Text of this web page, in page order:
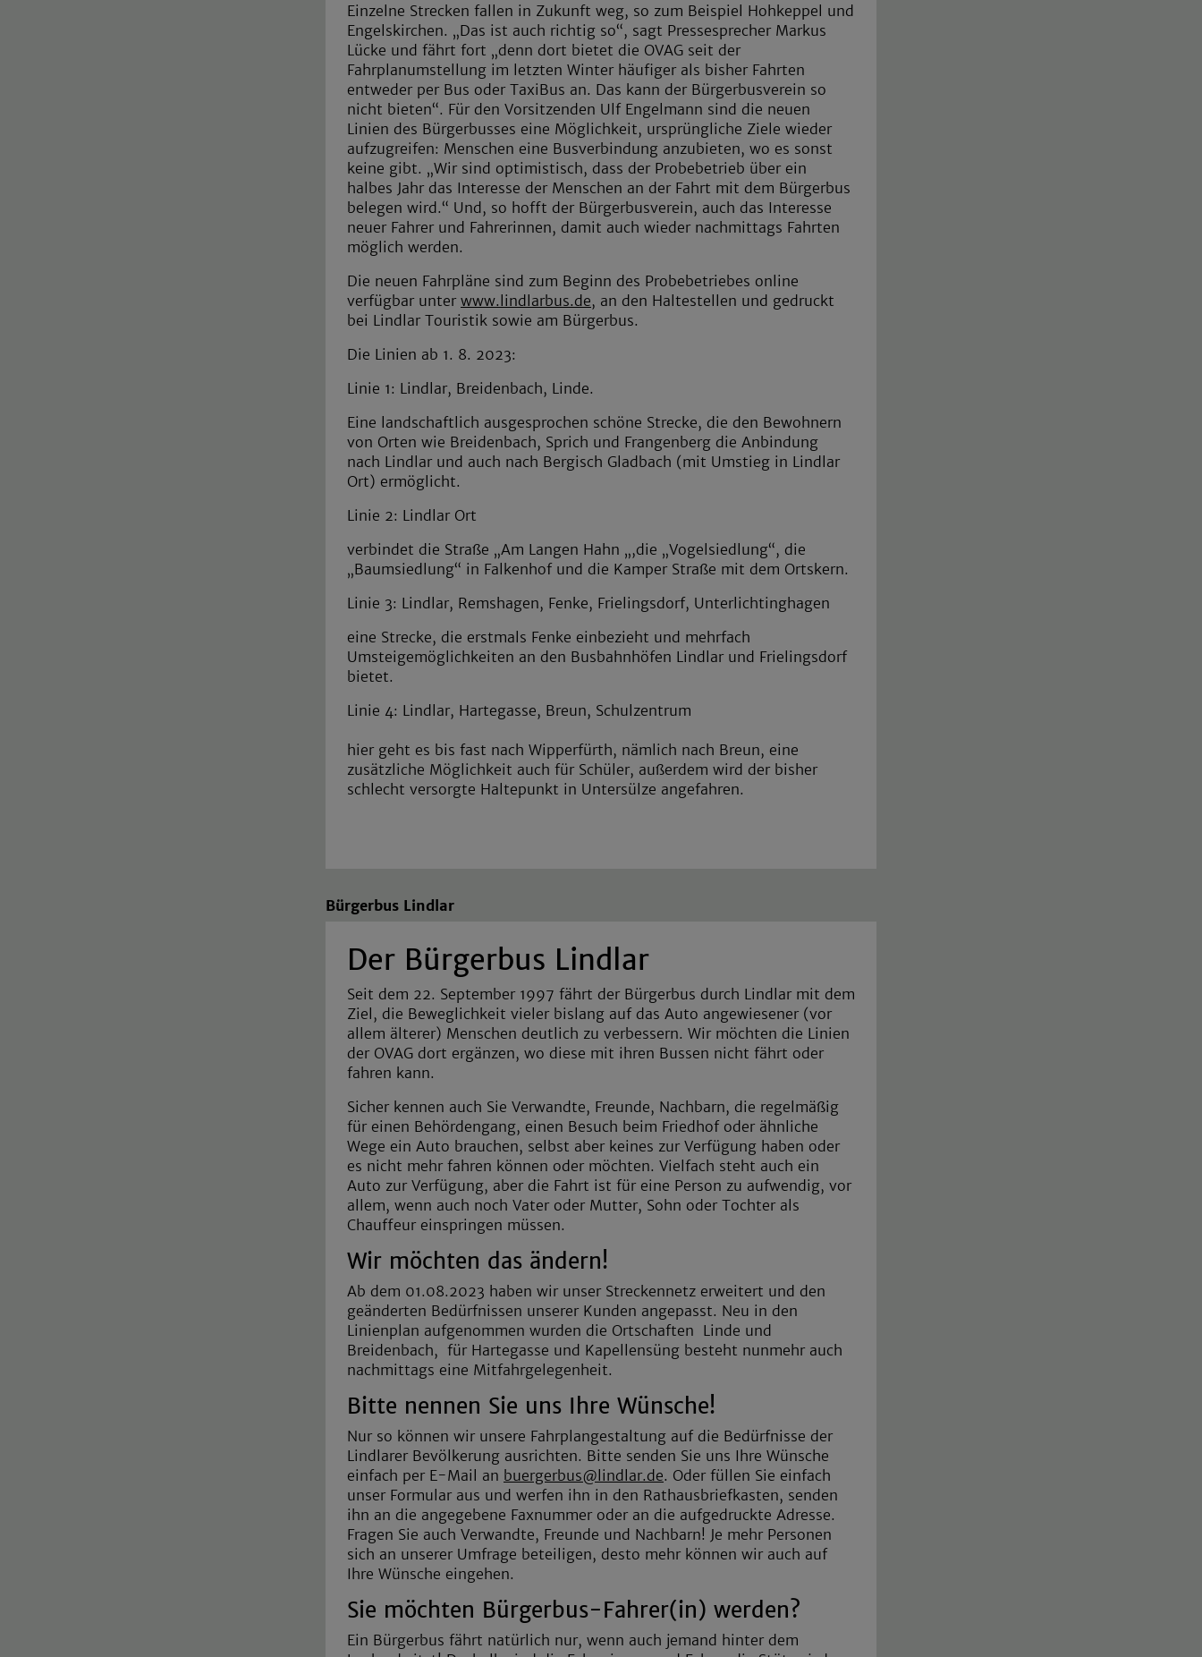
Einzelne Strecken fallen in Zukunft weg, so zum Beispiel Hohkeppel und
Engelskirchen. „Das ist auch richtig so“, sagt Pressesprecher Markus
Lücke und fährt fort „denn dort bietet die OVAG seit der
Fahrplanumstellung im letzten Winter häufiger als bisher Fahrten
entweder per Bus oder TaxiBus an. Das kann der Bürgerbusverein so
nicht bieten“. Für den Vorsitzenden Ulf Engelmann sind die neuen
Linien des Bürgerbusses eine Möglichkeit, ursprüngliche Ziele wieder
aufzugreifen: Menschen eine Busverbindung anzubieten, wo es sonst
keine gibt. „Wir sind optimistisch, dass der Probebetrieb über ein
halbes Jahr das Interesse der Menschen an der Fahrt mit dem Bürgerbus
belegen wird.“ Und, so hofft der Bürgerbusverein, auch das Interesse
neuer Fahrer und Fahrerinnen, damit auch wieder nachmittags Fahrten
möglich werden.
Die neuen Fahrpläne sind zum Beginn des Probebetriebes online
verfügbar unter www.lindlarbus.de, an den Haltestellen und gedruckt
bei Lindlar Touristik sowie am Bürgerbus.
Die Linien ab 1. 8. 2023:
Linie 1: Lindlar, Breidenbach, Linde.
Eine landschaftlich ausgesprochen schöne Strecke, die den Bewohnern
von Orten wie Breidenbach, Sprich und Frangenberg die Anbindung
nach Lindlar und auch nach Bergisch Gladbach (mit Umstieg in Lindlar
Ort) ermöglicht.
Linie 2: Lindlar Ort
verbindet die Straße „Am Langen Hahn „,die „Vogelsiedlung“, die
„Baumsiedlung“ in Falkenhof und die Kamper Straße mit dem Ortskern.
Linie 3: Lindlar, Remshagen, Fenke, Frielingsdorf, Unterlichtinghagen
eine Strecke, die erstmals Fenke einbezieht und mehrfach
Umsteigemöglichkeiten an den Busbahnhöfen Lindlar und Frielingsdorf
bietet.
Linie 4: Lindlar, Hartegasse, Breun, Schulzentrum
hier geht es bis fast nach Wipperfürth, nämlich nach Breun, eine
zusätzliche Möglichkeit auch für Schüler, außerdem wird der bisher
schlecht versorgte Haltepunkt in Untersülze angefahren.
Bürgerbus Lindlar
Der Bürgerbus Lindlar
Seit dem 22. September 1997 fährt der Bürgerbus durch Lindlar mit dem
Ziel, die Beweglichkeit vieler bislang auf das Auto angewiesener (vor
allem älterer) Menschen deutlich zu verbessern. Wir möchten die Linien
der OVAG dort ergänzen, wo diese mit ihren Bussen nicht fährt oder
fahren kann.
Sicher kennen auch Sie Verwandte, Freunde, Nachbarn, die regelmäßig
für einen Behördengang, einen Besuch beim Friedhof oder ähnliche
Wege ein Auto brauchen, selbst aber keines zur Verfügung haben oder
es nicht mehr fahren können oder möchten. Vielfach steht auch ein
Auto zur Verfügung, aber die Fahrt ist für eine Person zu aufwendig, vor
allem, wenn auch noch Vater oder Mutter, Sohn oder Tochter als
Chauffeur einspringen müssen.
Wir möchten das ändern!
Ab dem 01.08.2023 haben wir unser Streckennetz erweitert und den
geänderten Bedürfnissen unserer Kunden angepasst. Neu in den
Linienplan aufgenommen wurden die Ortschaften Linde und
Breidenbach, für Hartegasse und Kapellensüng besteht nunmehr auch
nachmittags eine Mitfahrgelegenheit.
Bitte nennen Sie uns Ihre Wünsche!
Nur so können wir unsere Fahrplangestaltung auf die Bedürfnisse der
Lindlarer Bevölkerung ausrichten. Bitte senden Sie uns Ihre Wünsche
einfach per E-Mail an buergerbus@lindlar.de. Oder füllen Sie einfach
unser Formular aus und werfen ihn in den Rathausbriefkasten, senden
ihn an die angegebene Faxnummer oder an die aufgedruckte Adresse.
Fragen Sie auch Verwandte, Freunde und Nachbarn! Je mehr Personen
sich an unserer Umfrage beteiligen, desto mehr können wir auch auf
Ihre Wünsche eingehen.
Sie möchten Bürgerbus-Fahrer(in) werden?
Ein Bürgerbus fährt natürlich nur, wenn auch jemand hinter dem